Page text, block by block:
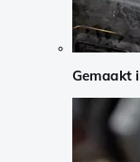
Gemaakt